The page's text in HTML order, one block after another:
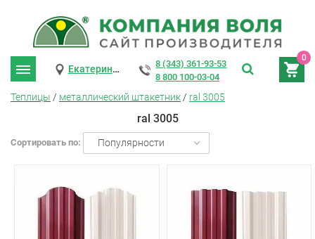
0
Екатеринбург
8 (343) 361-93-53
8 800 100-03-04
Теплицы / металлический штакетник / ral 3005
ral 3005
Сортировать по: Популярности